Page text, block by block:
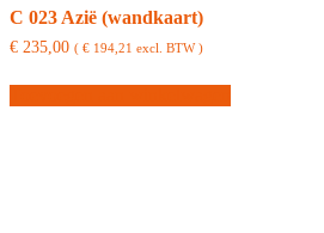
C 023 Azië (wandkaart)
€ 235,00 ( € 194,21 excl. BTW )